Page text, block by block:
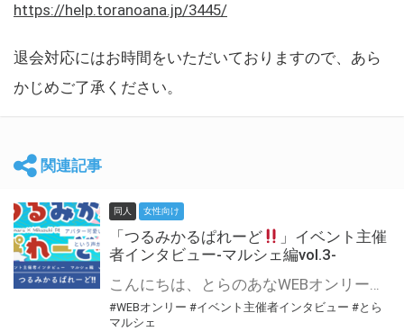
https://help.toranoana.jp/3445/
退会対応にはお時間をいただいておりますので、あら
かじめご了承ください。
関連記事
同人 女性向け
「つるみかるぱれーど
」イベント主催
者インタビュー-マルシェ編vol.3-
こんにちは、とらのあなWEBオンリー運営スタッフです。 新たにお届けする、イベント主催者インタビュー-マルシェ編-は、 とらのあなWEBオンリー「マルシェ」をご利用した主催様に 「マルシェ」を使って開催した感想や心がけをお聞きする企画です。 今回は、WEBオンリー初開催「つるみかるぱれーど
#WEBオンリー #イベント主催者インタビュー #とら
マルシェ